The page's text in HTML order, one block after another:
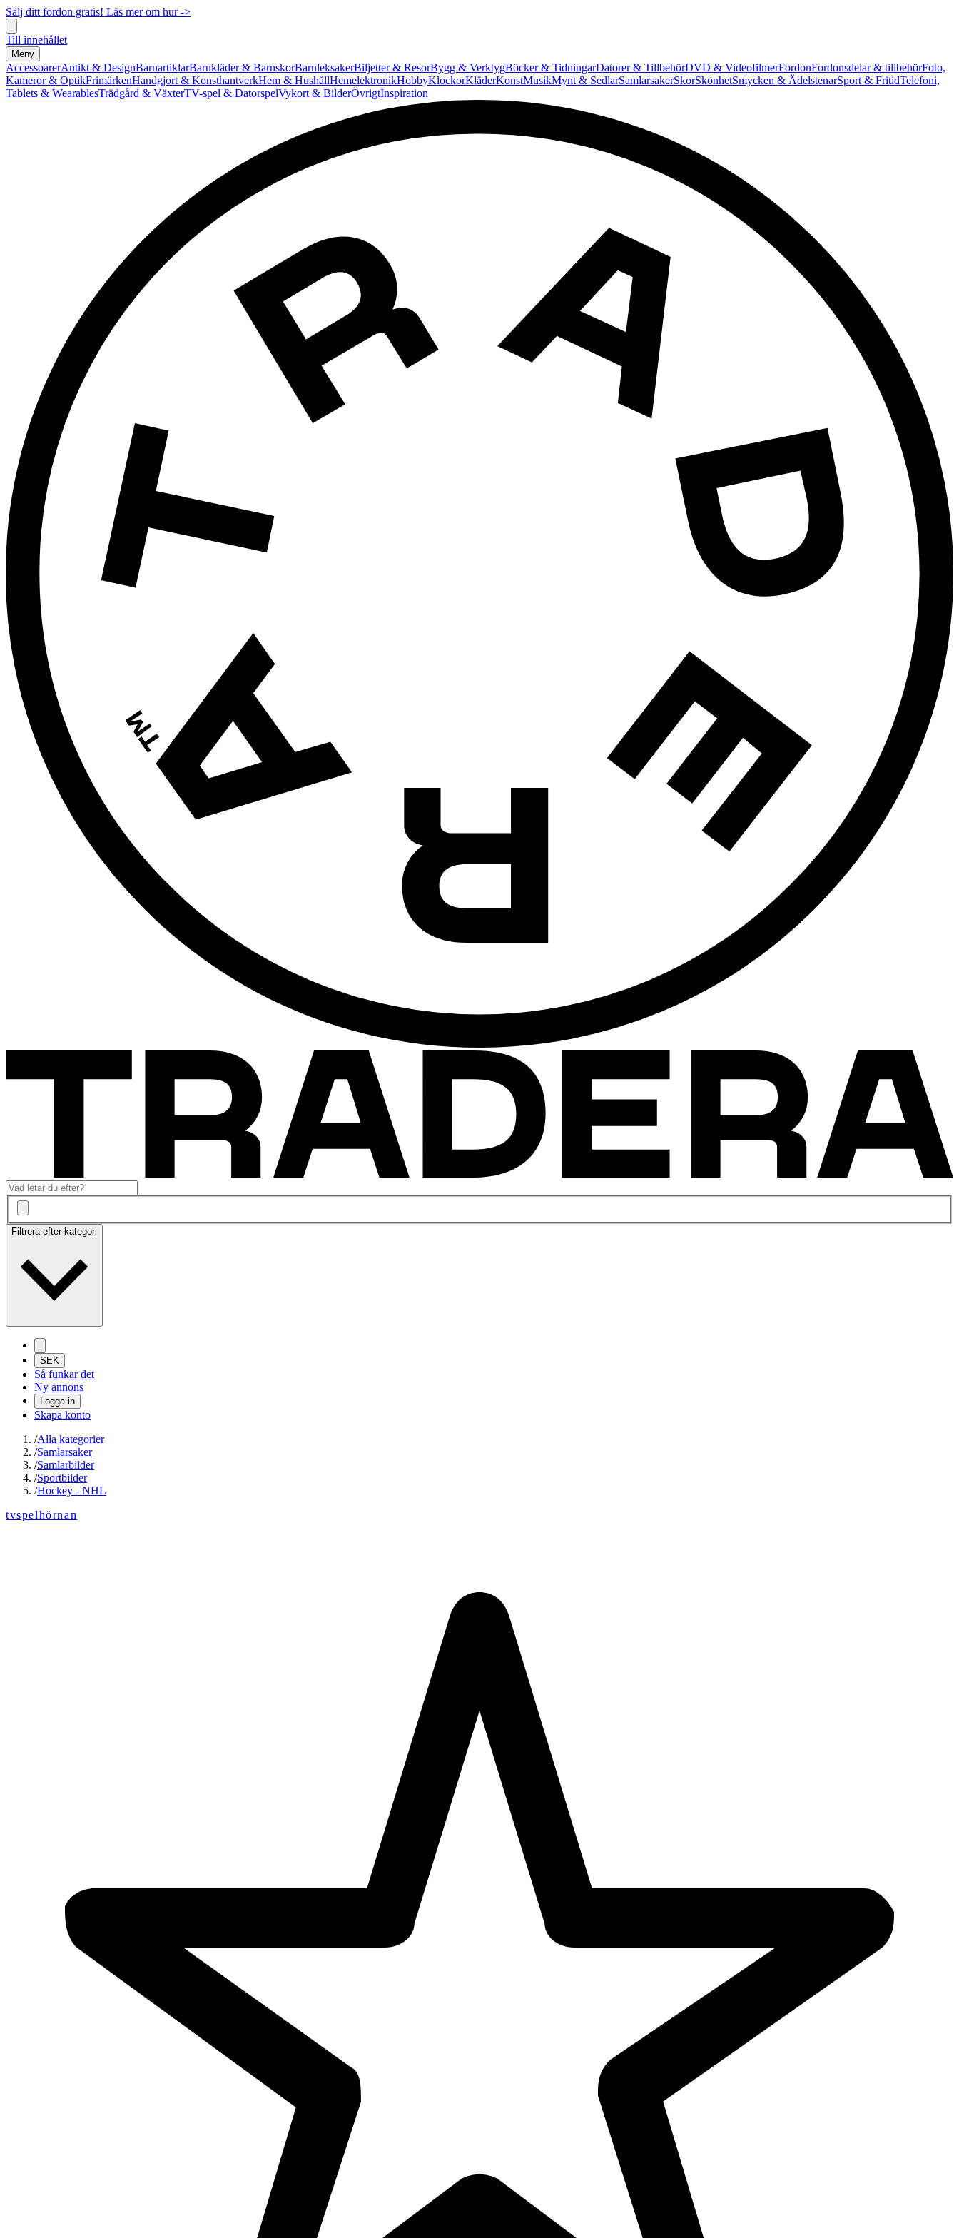
Sälj ditt fordon gratis! Läs mer om hur ->
Till innehållet
Meny
AccessoarerAntikt & DesignBarnartiklarBarnkläder & BarnskorBarnleksakerBiljetter & ResorBygg & VerktygBöcker & TidningarDatorer & TillbehörDVD & VideofilmerFordonFordonsdelar & tillbehörFoto,
Kameror & OptikFrimärkenHandgjort & KonsthantverkHem & HushållHemelektronikHobbyKlockorKläderKonstMusikMynt & SedlarSamlarsakerSkorSkönhetSmycken & ÄdelstenarSport & FritidTelefoni,
Tablets & WearablesTrädgård & VäxterTV-spel & DatorspelVykort & BilderÖvrigtInspiration
Filtrera efter kategori
SEK
Så funkar det
Ny annons
Logga in
Skapa konto
/Alla kategorier
/Samlarsaker
/Samlarbilder
/Sportbilder
/Hockey - NHL
tvspelhörnan